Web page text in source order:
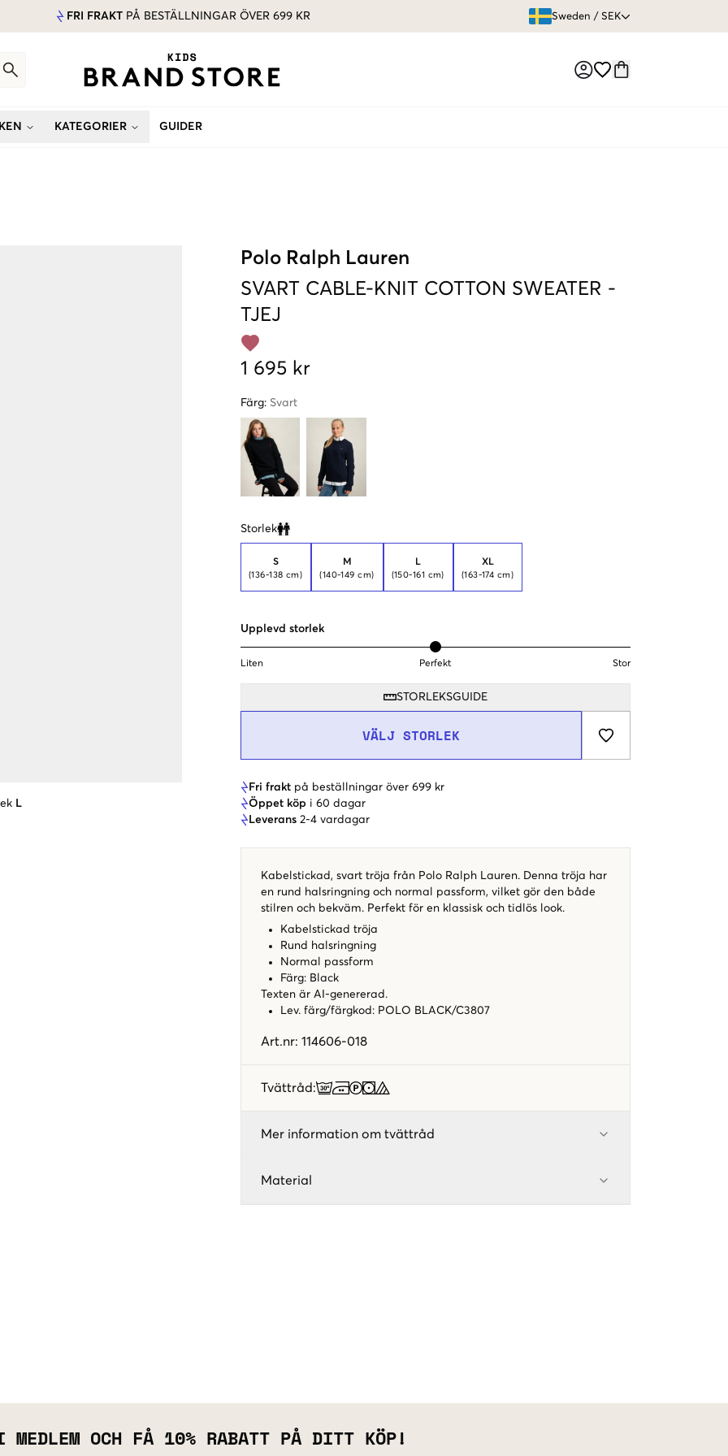
FRI FRAKT PÅ BESTÄLLNINGAR ÖVER 699 KR Sweden / SEK
KATEGORIER GUIDER
L
Polo Ralph Lauren
SVART CABLE-KNIT COTTON SWEATER -
TJEJ
1 695 kr
Färg: Svart
Storlek
Clone modal
S
(136-138 cm)
M
(140-149 cm)
L
(150-161 cm)
XL
(163-174 cm)
Upplevd storlek
Liten Perfekt Stor
STORLEKSGUIDE
VÄLJ STORLEK
Fri frakt på beställningar över 699 kr
Öppet köp i 60 dagar
Leverans 2-4 vardagar
Kabelstickad, svart tröja från Polo Ralph Lauren. Denna tröja har
en rund halsringning och normal passform, vilket gör den både
stilren och bekväm. Perfekt för en klassisk och tidlös look.
Kabelstickad tröja
Rund halsringning
Normal passform
Färg: Black
Texten är AI-genererad.
Lev. färg/färgkod : POLO BLACK/C3807
Art.nr: 114606-018
Tvättråd:
Mer information om tvättråd
Material
MEDLEM OCH FÅ 10% RABATT PÅ DITT KÖP!